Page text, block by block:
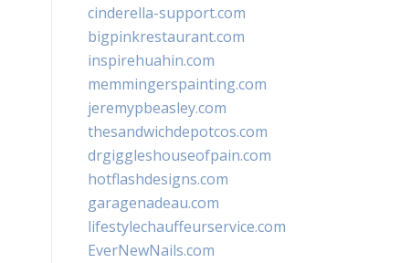
cinderella-support.com
bigpinkrestaurant.com
inspirehuahin.com
memmingerspainting.com
jeremypbeasley.com
thesandwichdepotcos.com
drgiggleshouseofpain.com
hotflashdesigns.com
garagenadeau.com
lifestylechauffeurservice.com
EverNewNails.com